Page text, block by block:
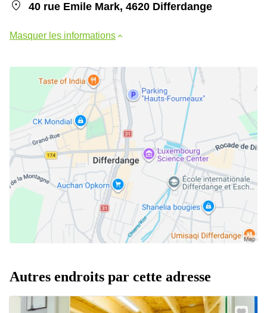
40 rue Emile Mark, 4620 Differdange
Masquer les informations
Autres endroits par cette adresse